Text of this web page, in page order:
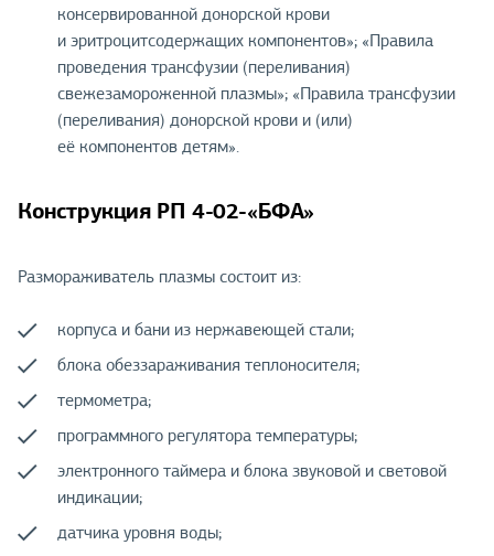
консервированной донорской крови
и эритроцитсодержащих компонентов»; «Правила
проведения трансфузии (переливания)
свежезамороженной плазмы»; «Правила трансфузии
(переливания) донорской крови и (или)
её компонентов детям».
Конструкция РП 4-02-«БФА»
Размораживатель плазмы состоит из:
корпуса и бани из нержавеющей стали;
блока обеззараживания теплоносителя;
термометра;
программного регулятора температуры;
электронного таймера и блока звуковой и световой
индикации;
датчика уровня воды;